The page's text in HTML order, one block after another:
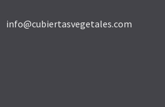
info@cubiertasvegetales.com